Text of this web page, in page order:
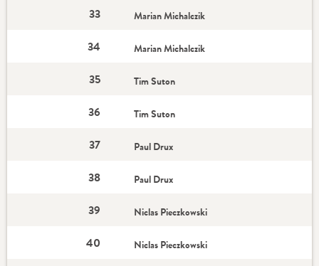
33 Marian Michalczik
34 Marian Michalczik
35 Tim Suton
36 Tim Suton
37 Paul Drux
38 Paul Drux
39 Niclas Pieczkowski
40 Niclas Pieczkowski